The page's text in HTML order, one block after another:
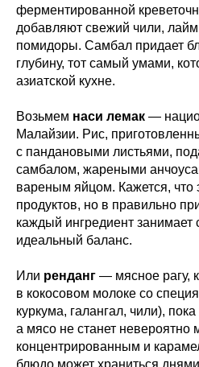
ферментированной
добавляют свежий чили,
помидоры. Самбал придает
глубину, тот самый умами,
азиатской кухне.
Возьмем наси лемак —
Малайзии. Рис,
с пандановыми листьями,
самбалом, жареными
вареным яйцом. Кажется, что
продуктов, но в правильно
каждый ингредиент занимает
идеальный баланс.
Или ренданг — мясное рагу,
в кокосовом молоке со
куркума, галангал, чили),
а мясо не станет невероятно
концентрированным и
блюдо может храниться